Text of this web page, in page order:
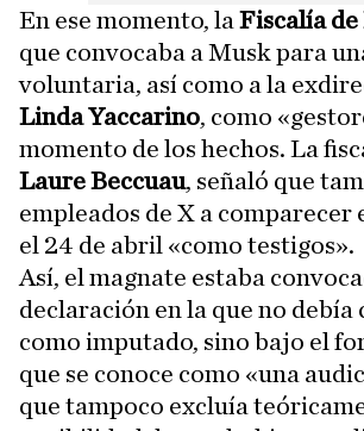
En ese momento, la Fiscalía de
que convocaba a Musk para
voluntaria, así como a la
Linda Yaccarino, como
momento de los hechos. La
Laure Beccuau, señaló que
empleados de X a comparecer
el 24 de abril «como testigos».
Así, el magnate estaba
declaración en la que no debía
como imputado, sino bajo el
que se conoce como «una
que tampoco excluía